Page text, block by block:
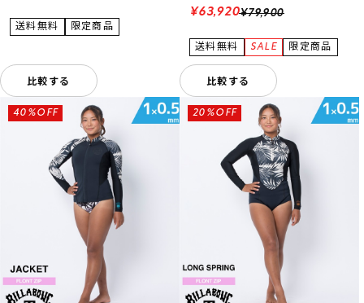
比較する
¥79,900
¥63,920
比較する
40%OFF 20%OFF